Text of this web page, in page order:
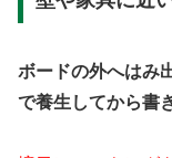
ボードの外へはみ
で養生してから書